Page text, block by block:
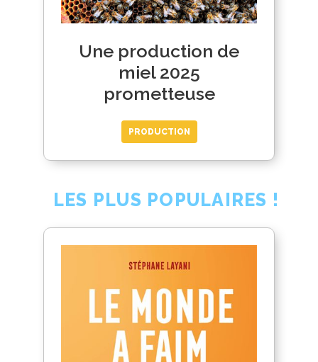
Une production de
miel 2025
prometteuse
PRODUCTION
LES PLUS POPULAIRES !